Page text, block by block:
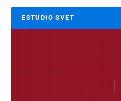
ESTUDIO SVET